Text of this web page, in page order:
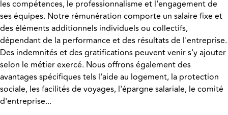
les compétences, le professionnalisme et l'engagement de
ses équipes. Notre rémunération comporte un salaire fixe et
des éléments additionnels individuels ou collectifs,
dépendant de la performance et des résultats de l'entreprise.
Des indemnités et des gratifications peuvent venir s'y ajouter
selon le métier exercé. Nous offrons également des
avantages spécifiques tels l'aide au logement, la protection
sociale, les facilités de voyages, l'épargne salariale, le comité
d'entreprise...